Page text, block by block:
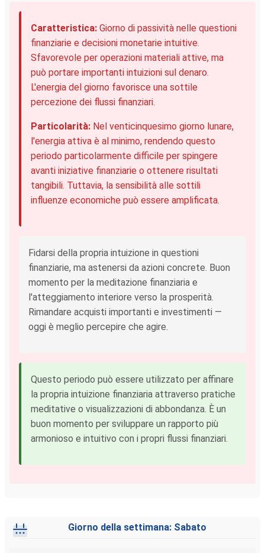
Caratteristica: Giorno di passività nelle questioni
finanziarie e decisioni monetarie intuitive.
Sfavorevole per operazioni materiali attive, ma
può portare importanti intuizioni sul denaro.
L'energia del giorno favorisce una sottile
percezione dei flussi finanziari.
Particolarità: Nel venticinquesimo giorno lunare,
l'energia attiva è al minimo, rendendo questo
periodo particolarmente difficile per spingere
avanti iniziative finanziarie o ottenere risultati
tangibili. Tuttavia, la sensibilità alle sottili
influenze economiche può essere amplificata.
Fidarsi della propria intuizione in questioni
finanziarie, ma astenersi da azioni concrete. Buon
momento per la meditazione finanziaria e
l'atteggiamento interiore verso la prosperità.
Rimandare acquisti importanti e investimenti —
oggi è meglio percepire che agire.
Questo periodo può essere utilizzato per affinare
la propria intuizione finanziaria attraverso pratiche
meditative o visualizzazioni di abbondanza. È un
buon momento per sviluppare un rapporto più
armonioso e intuitivo con i propri flussi finanziari.
Giorno della settimana: Sabato